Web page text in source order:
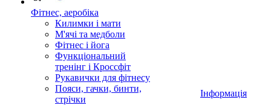
Фітнес, аеробіка
Килимки і мати
М'ячі та медболи
Фітнес і йога
Функціональний
тренінг і Кроссфіт
Рукавички для фітнесу
Пояси, гачки, бинти,
стрічки
Інформація